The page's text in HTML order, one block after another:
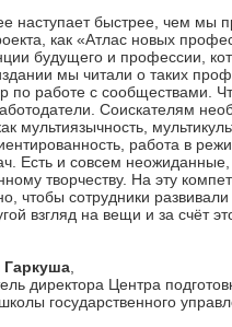
наступает быстрее, чем мы
как «Атлас новых
будущего и профессии,
мы читали о таких
по работе с сообществами.
Соискателям
мультиязычность,
работа в
Есть и совсем
творчеству. На эту
чтобы сотрудники
взгляд на вещи и за счёт
Гаркуша
директора Центра
государственного